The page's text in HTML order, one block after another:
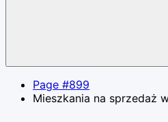
Page #899
Mieszkania na sprzedaż